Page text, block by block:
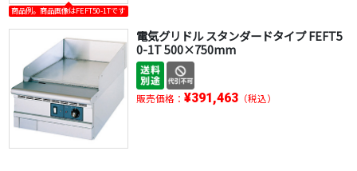
商品例。商品画像はFEFT50-1Tです
電気グリドル スタンダードタイプ FEFT5
0-1T 500×750mm
販売価格： ¥391,463（税込）